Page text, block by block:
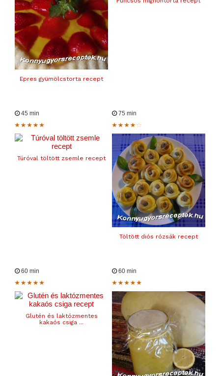
Epres gyümölcstorta recept
45 min
Túróval töltött zsemle recept
75 min
Töltött diós rózsák recept
60 min
Glutén és laktózmentes
kakaós csiga ...
60 min